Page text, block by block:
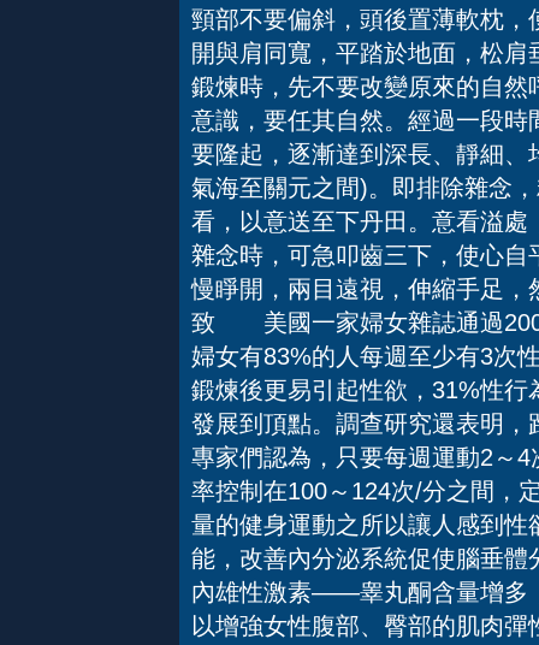
頸部不要偏斜，頭後置薄軟枕
開與肩同寬，平踏於地面，松
鍛煉時，先不要改變原來的自
意識，要任其自然。經過一段
要隆起，逐漸達到深長、靜細
氣海至關元之間)。即排除雜念
看，以意送至下丹田。意看溢
雜念時，可急叩齒三下，使心
慢睜開，兩目遠視，伸縮手足
致 美國一家婦女雜誌通過
婦女有83%的人每週至少有3次
鍛煉後更易引起性欲，31%性
發展到頂點。調查研究還表明
專家們認為，只要每週運動2～
率控制在100～124次/分之間
量的健身運動之所以讓人感到
能，改善內分泌系統促使腦垂
內雄性激素——睾丸酮含量增
以增強女性腹部、臀部的肌肉